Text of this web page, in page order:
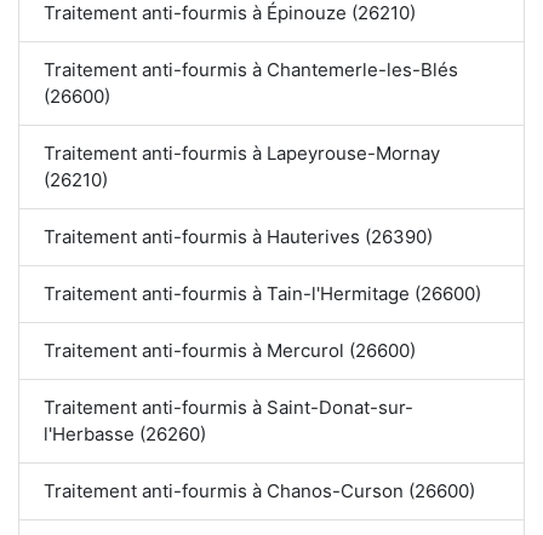
Traitement anti-fourmis à Épinouze (26210)
Traitement anti-fourmis à Chantemerle-les-Blés
(26600)
Traitement anti-fourmis à Lapeyrouse-Mornay
(26210)
Traitement anti-fourmis à Hauterives (26390)
Traitement anti-fourmis à Tain-l'Hermitage (26600)
Traitement anti-fourmis à Mercurol (26600)
Traitement anti-fourmis à Saint-Donat-sur-
l'Herbasse (26260)
Traitement anti-fourmis à Chanos-Curson (26600)